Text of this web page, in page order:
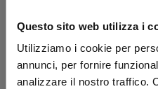
Questo sito web utilizza i
Utilizziamo i cookie per
annunci, per fornire
analizzare il nostro traffico.
21/